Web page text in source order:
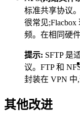
标准共享协议
很常见;Flacbox
频。在相同硬
提示: SFTP 是
议。FTP 和
封装在 VPN 中
其他改进